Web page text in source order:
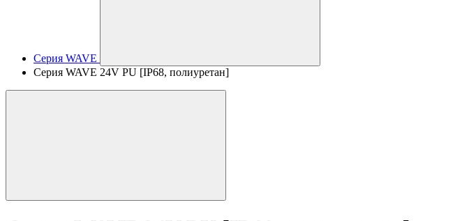
Серия WAVE
Серия WAVE 24V PU [IP68, полиуретан]